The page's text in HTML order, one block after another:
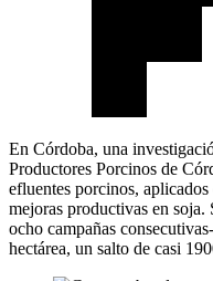
En Córdoba, una
Productores Porcinos de
efluentes porcinos,
mejoras productivas en soja.
ocho campañas
hectárea, un salto de casi